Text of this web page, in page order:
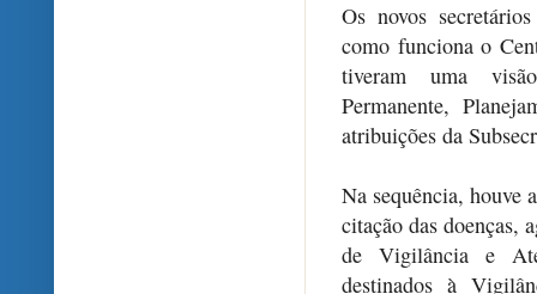
Os novos
como funciona o
tiveram uma
Permanente,
atribuições da
Na sequência, houve
citação das doenças,
de Vigilância e
destinados à